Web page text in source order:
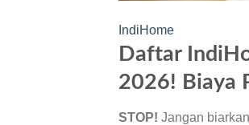
IndiHome
Daftar
2026! Biaya
STOP! Jangan